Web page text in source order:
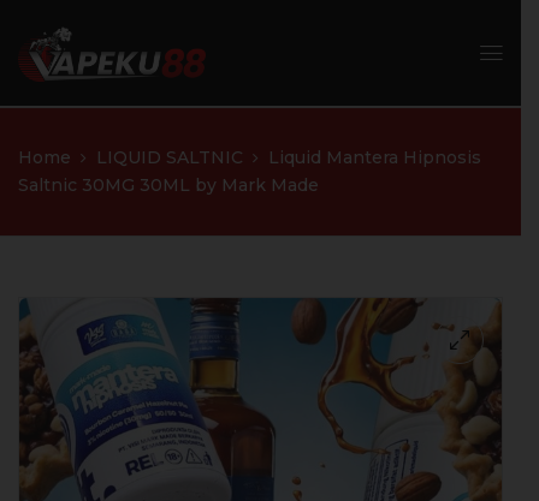
Home LIQUID SALTNIC
Liquid Mantera Hipnosis
Saltnic 30MG 30ML by Mark Made